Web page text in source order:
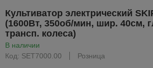
Культиватор электрический
(1600Вт, 350об/мин, шир. 40см,
трансп. колеса)
В наличии
Код: SET7000.00
Розница